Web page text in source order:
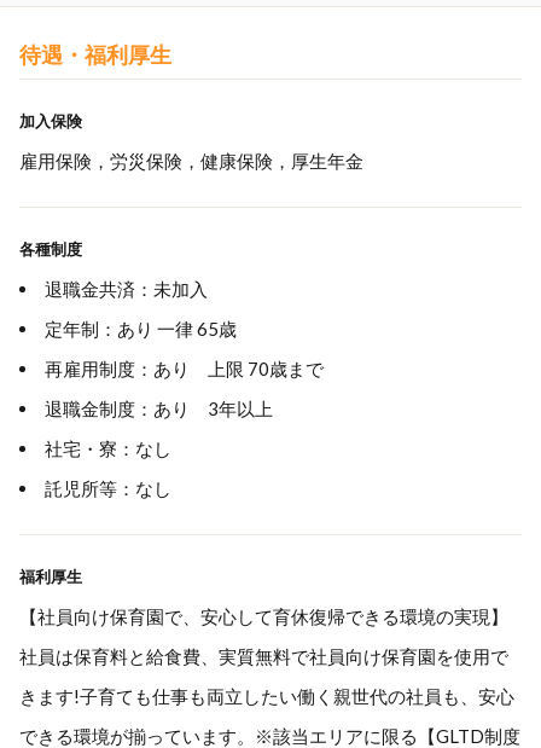
待遇・福利厚生
加入保険
雇用保険，労災保険，健康保険，厚生年金
各種制度
退職金共済：未加入
定年制：あり 一律 65歳
再雇用制度：あり 上限 70歳まで
退職金制度：あり 3年以上
社宅・寮：なし
託児所等：なし
福利厚生
【社員向け保育園で、安心して育休復帰できる環境の実現】
社員は保育料と給食費、実質無料で社員向け保育園を使用で
きます!子育ても仕事も両立したい働く親世代の社員も、安心
できる環境が揃っています。※該当エリアに限る【GLTD制度